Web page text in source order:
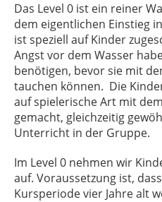
Das Level 0 ist ein reiner
dem eigentlichen Einstieg
ist speziell auf Kinder
Angst vor dem Wasser
benötigen, bevor sie mit
tauchen können. Die
auf spielerische Art mit
gemacht, gleichzeitig
Unterricht in der Gruppe.
Im Level 0 nehmen wir
auf. Voraussetzung ist,
Kursperiode vier Jahre alt